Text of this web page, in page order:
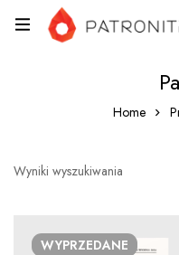
Home
Wyniki wyszukiwania
WYPRZEDANE